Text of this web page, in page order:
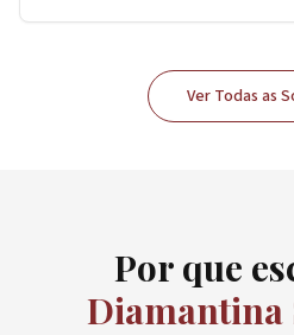
Ver Todas as
Por que
Diamantina